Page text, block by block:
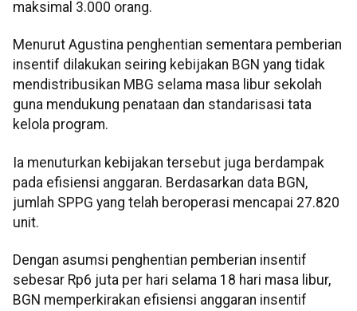
maksimal 3.000 orang.
Menurut Agustina penghentian sementara pemberian
insentif dilakukan seiring kebijakan BGN yang tidak
mendistribusikan MBG selama masa libur sekolah
guna mendukung penataan dan standarisasi tata
kelola program.
Ia menuturkan kebijakan tersebut juga berdampak
pada efisiensi anggaran. Berdasarkan data BGN,
jumlah SPPG yang telah beroperasi mencapai 27.820
unit.
Dengan asumsi penghentian pemberian insentif
sebesar Rp6 juta per hari selama 18 hari masa libur,
BGN memperkirakan efisiensi anggaran insentif